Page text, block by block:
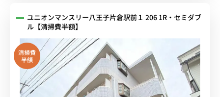
ユニオンマンスリー八王子片倉駅前１ 206 1R・セミダブ
ル【清掃費半額】
清掃費
半額